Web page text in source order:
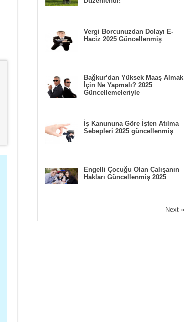
Vergi Borcunuzdan Dolayı E-
Haciz 2025 Güncellenmiş
Bağkur’dan Yüksek Maaş Almak
İçin Ne Yapmalı? 2025
Güncellemeleriyle
İş Kanununa Göre İşten Atılma
Sebepleri 2025 güncellenmiş
Engelli Çocuğu Olan Çalışanın
Hakları Güncellenmiş 2025
Next »